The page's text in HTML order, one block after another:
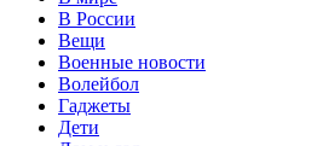
В России
Вещи
Военные новости
Волейбол
Гаджеты
Дети